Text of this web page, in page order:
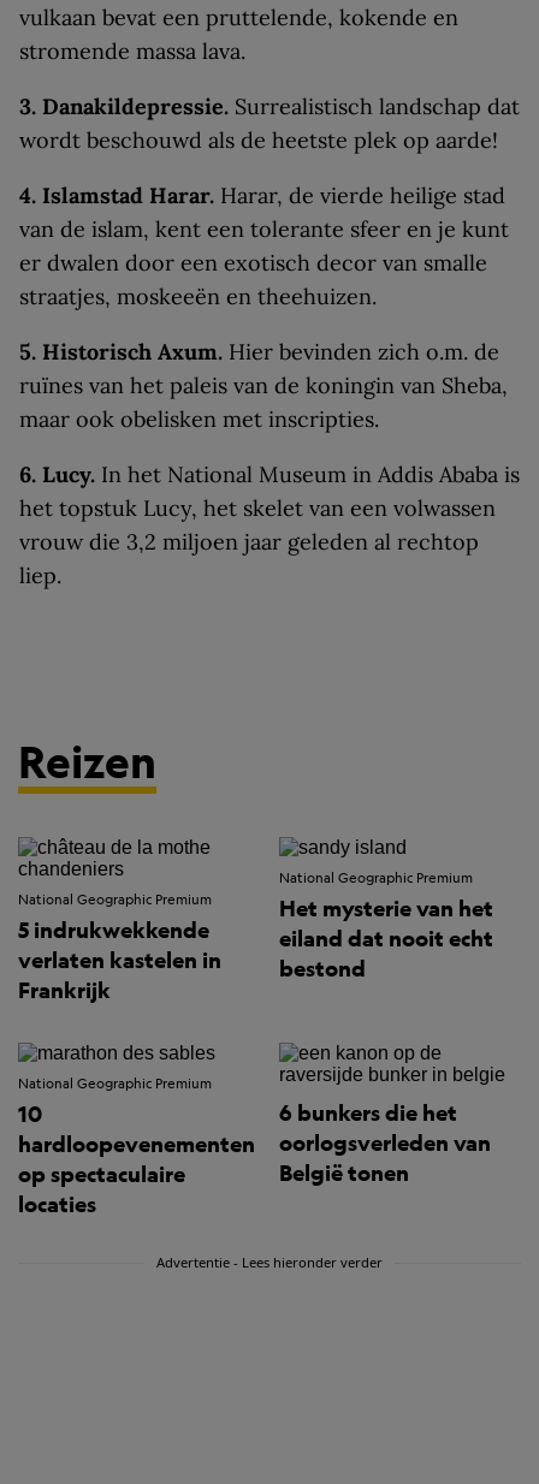
vulkaan bevat een pruttelende, kokende en
stromende massa lava.
3. Danakildepressie. Surrealistisch landschap dat
wordt beschouwd als de heetste plek op aarde!
4. Islamstad Harar. Harar, de vierde heilige stad
van de islam, kent een tolerante sfeer en je kunt
er dwalen door een exotisch decor van smalle
straatjes, moskeeën en theehuizen.
5. Historisch Axum. Hier bevinden zich o.m. de
ruïnes van het paleis van de koningin van Sheba,
maar ook obelisken met inscripties.
6. Lucy. In het National Museum in Addis Ababa is
het topstuk Lucy, het skelet van een volwassen
vrouw die 3,2 miljoen jaar geleden al rechtop
liep.
Reizen
National Geographic Premium
5 indrukwekkende
verlaten kastelen in
Frankrijk
National Geographic Premium
Het mysterie van het
eiland dat nooit echt
bestond
National Geographic Premium
10
hardloopevenementen
op spectaculaire
locaties
6 bunkers die het
oorlogsverleden van
België tonen
Advertentie - Lees hieronder verder